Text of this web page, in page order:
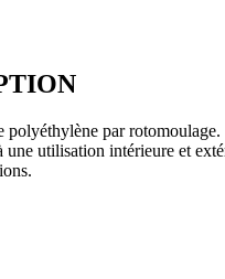
polyéthylène par
une utilisation intérieure et